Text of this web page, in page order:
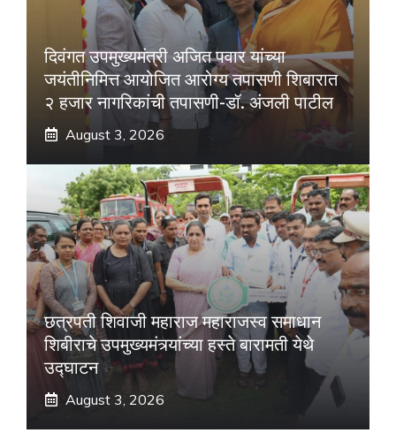
दिवंगत उपमुख्यमंत्री अजित पवार यांच्या
जयंतीनिमित्त आयोजित आरोग्य तपासणी शिबारात
२ हजार नागरिकांची तपासणी-डॉ. अंजली पाटील
August 3, 2026
छत्रपती शिवाजी महाराज महाराजस्व समाधान
शिबीराचे उपमुख्यमंत्र्यांच्या हस्ते बारामती येथे
उद्घाटन
August 3, 2026